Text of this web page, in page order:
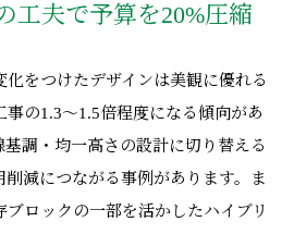
工夫で予算を20%圧縮
をつけたデザインは美観に優れる
の1.3〜1.5倍程度になる傾向があ
基調・均一高さの設計に切り替える
削減につながる事例があります。ま
ロックの一部を活かしたハイブリ